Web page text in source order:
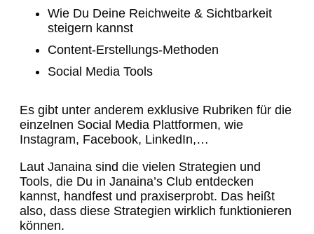
Wie Du Deine Reichweite & Sichtbarkeit
steigern kannst
Content-Erstellungs-Methoden
Social Media Tools
Es gibt unter anderem exklusive Rubriken für die
einzelnen Social Media Plattformen, wie
Instagram, Facebook, LinkedIn,…
Laut Janaina sind die vielen Strategien und
Tools, die Du in Janaina’s Club entdecken
kannst, handfest und praxiserprobt. Das heißt
also, dass diese Strategien wirklich funktionieren
können.